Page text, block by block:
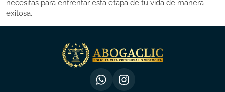
necesitas para enfrentar esta etapa de tu vida de manera
exitosa.